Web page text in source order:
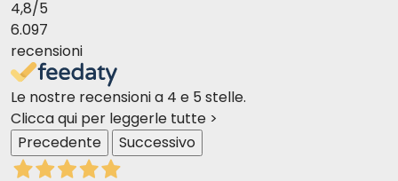
4,8/5
6.097
recensioni
Le nostre recensioni a 4 e 5 stelle.
Clicca qui per leggerle tutte >
Precedente
Successivo